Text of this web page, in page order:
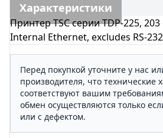
Характеристики
Принтер TSC серии TDP-225, 203
Internal Ethernet, excludes RS-
Перед покупкой уточните у нас
производителя, что технические
соответствуют вашим
обмен осуществляются только
или с дефектом.